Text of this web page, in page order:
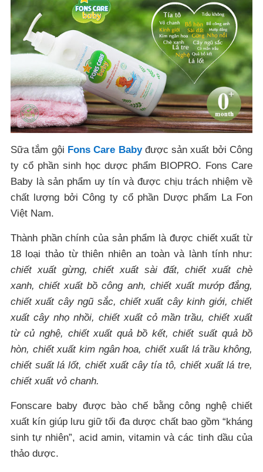
Sữa tắm gội Fons Care Babyđược sản xuất bởi Công
ty cổ phần sinh học dược phẩm BIOPRO. Fons Care
Baby là sản phẩm uy tín và được chịu trách nhiệm về
chất lượng bởi Công ty cổ phần Dược phẩm La Fon
Việt Nam.
Thành phần chính của sản phẩm là được chiết xuất từ
18 loại thảo từ thiên nhiên an toàn và lành tính như:
chiết xuất gừng, chiết xuất sài đất, chiết xuất chè
xanh, chiết xuất bồ công anh, chiết xuất mướp đắng,
chiết xuất cây ngũ sắc, chiết xuất cây kinh giới, chiết
xuất cây nhọ nhồi, chiết xuất cỏ mần trầu, chiết xuất
từ củ nghệ, chiết xuất quả bồ kết, chiết suất quả bồ
hòn, chiết xuất kim ngân hoa, chiết xuất lá trầu không,
chiết suất lá lốt, chiết xuất cây tía tô, chiết xuất lá tre,
chiết xuất vỏ chanh.
Fonscare baby được bào chế bằng công nghệ chiết
xuất kín giúp lưu giữ tối đa dược chất bao gồm “kháng
sinh tự nhiên”, acid amin, vitamin và các tinh dầu của
thảo dược.